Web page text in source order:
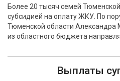
Более 20 тысяч семей
субсидией на оплату ЖКУ. По
Тюменской области Александра
из областного бюджета
Выплаты